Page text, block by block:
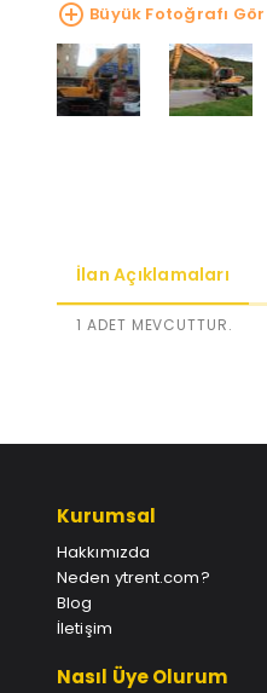
Büyük Fotoğrafı Gör
İlan Açıklamaları
1 ADET MEVCUTTUR.
Kurumsal
Hakkımızda
Neden ytrent.com?
Blog
İletişim
Nasıl Üye Olurum